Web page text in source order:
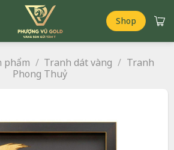
Shop
phẩm / Tranh dát vàng / Tranh
Phong Thuỷ